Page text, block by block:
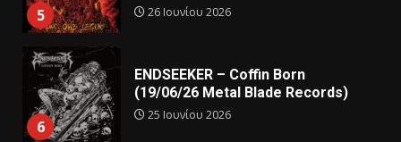
5 26 Ιουνίου 2026
6
ENDSEEKER – Coffin Born
(19/06/26 Metal Blade Records)
25 Ιουνίου 2026